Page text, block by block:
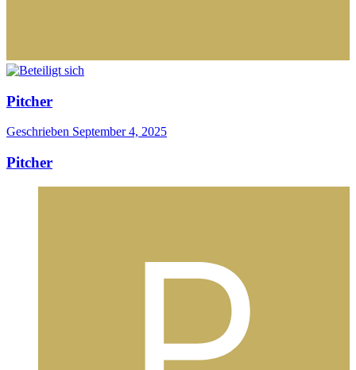
Pitcher
Geschrieben September 4, 2025
Pitcher